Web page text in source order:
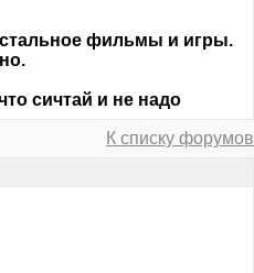
фильмы и игры.
сичтай и не надо
К списку форумов